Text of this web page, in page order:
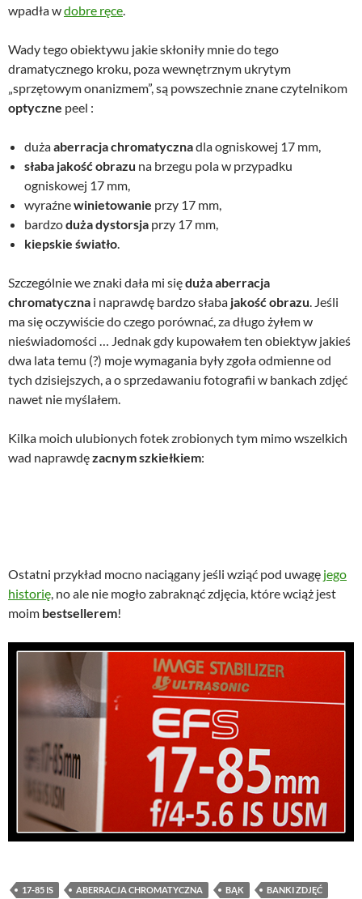
wpadła wdobre ręce.
Wady tego obiektywu jakie skłoniły mnie do tego
dramatycznego kroku, poza wewnętrznym ukrytym
„sprzętowym onanizmem”, są powszechnie znane czytelnikom
optyczne peel :
dużaaberracja chromatycznadla ogniskowej 17 mm,
słaba jakość obrazu na brzegu pola w przypadku
ogniskowej 17 mm,
wyraźnewinietowanie przy 17 mm,
bardzoduża dystorsja przy 17 mm,
kiepskie światło.
Szczególnie we znaki dała mi sięduża aberracja
chromatyczna i naprawdę bardzo słaba jakość obrazu. Jeśli
ma się oczywiście do czego porównać, za długo żyłem w
nieświadomości … Jednak gdy kupowałem ten obiektyw jakieś
dwa lata temu (?) moje wymagania były zgoła odmienne od
tych dzisiejszych, a o sprzedawaniu fotografii w bankach zdjęć
nawet nie myślałem.
Kilka moich ulubionych fotek zrobionych tym mimo wszelkich
wad naprawdęzacnym szkiełkiem:
Ostatni przykład mocno naciągany jeśli wziąć pod uwagę jego
historię, no ale nie mogło zabraknąć zdjęcia, które wciąż jest
moim bestsellerem!
17-85 IS ABERRACJA CHROMATYCZNA BĄK
BANKI ZDJĘĆ